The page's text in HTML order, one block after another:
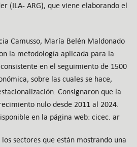
(ILA- ARG), que viene elaborando el
Camusso, María Belén Maldonado
la metodología aplicada para la
en el seguimiento de 1500
sobre las cuales se hace,
Consignaron que la
nulo desde 2011 al 2024.
en la página web: cicec. ar
sectores que están mostrando una